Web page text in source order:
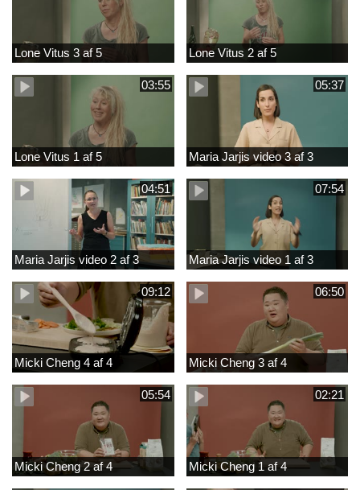
Lone Vitus 3 af 5 Lone Vitus 2 af 5
03:55
Lone Vitus 1 af 5
05:37
Maria Jarjis video 3 af 3
04:51
Maria Jarjis video 2 af 3
07:54
Maria Jarjis video 1 af 3
09:12
Micki Cheng 4 af 4
06:50
Micki Cheng 3 af 4
05:54
Micki Cheng 2 af 4
02:21
Micki Cheng 1 af 4